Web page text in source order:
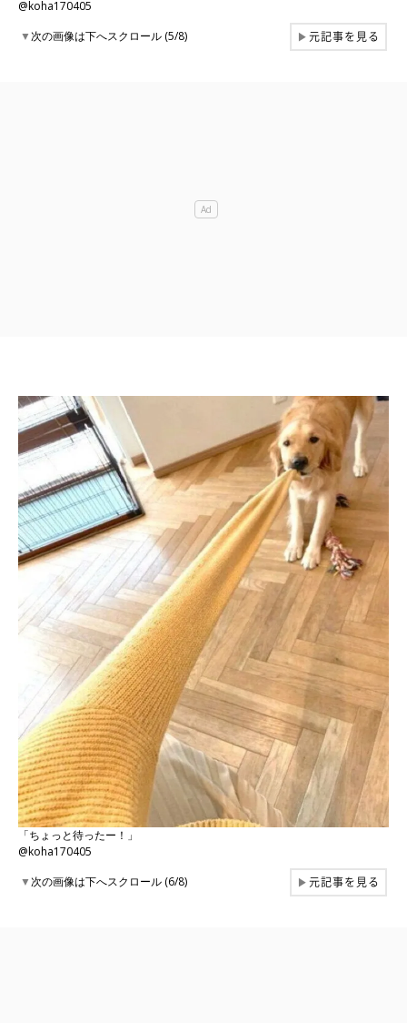
@koha170405
▼次の画像は下へスクロール (5/8) ▶元記事を見る
「ちょっと待ったー！」
@koha170405
▼次の画像は下へスクロール (6/8) ▶元記事を見る